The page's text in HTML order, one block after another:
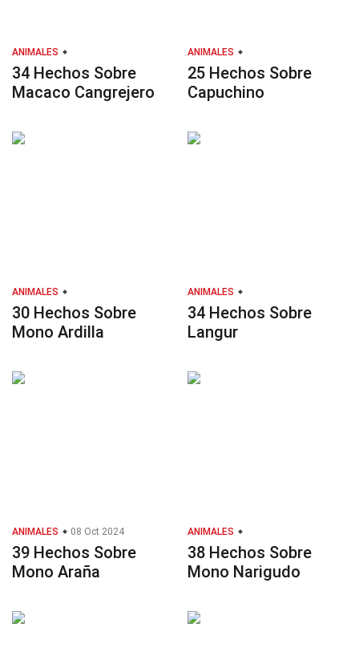
ANIMALES
34 Hechos Sobre
Macaco Cangrejero
ANIMALES
25 Hechos Sobre
Capuchino
ANIMALES
30 Hechos Sobre
Mono Ardilla
ANIMALES
34 Hechos Sobre
Langur
ANIMALES 08 Oct 2024
39 Hechos Sobre
Mono Araña
ANIMALES
38 Hechos Sobre
Mono Narigudo